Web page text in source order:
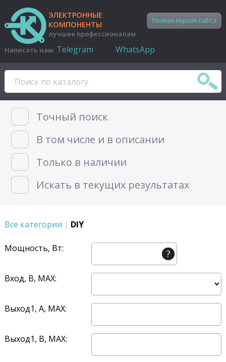
ЭЛЕКТРОННЫЕ
КОМПОНЕНТЫ
лучшее профессионалам
Полная версия сайта
Написать нам: Telegram WhatsApp
Точный поиск
В том числе и в описании
Только в наличии
Искать в текущих результатах
Все категории | DIY
Мощность, Вт: ?
Вход, В, MAX:
Выход1, A, MAX:
Выход1, В, MAX: